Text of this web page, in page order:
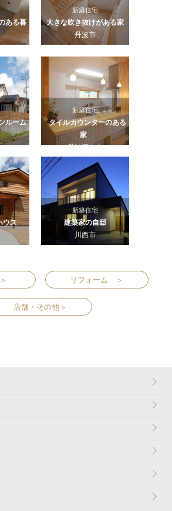
ある暮
新築住宅
大きな吹き抜けがある家
丹波市
ルーム
新築住宅
タイルカウンターのある
家
丹波篠山市
ウス
新築住宅
建築家の自邸
川西市
リフォーム ＞
店舗・その他＞